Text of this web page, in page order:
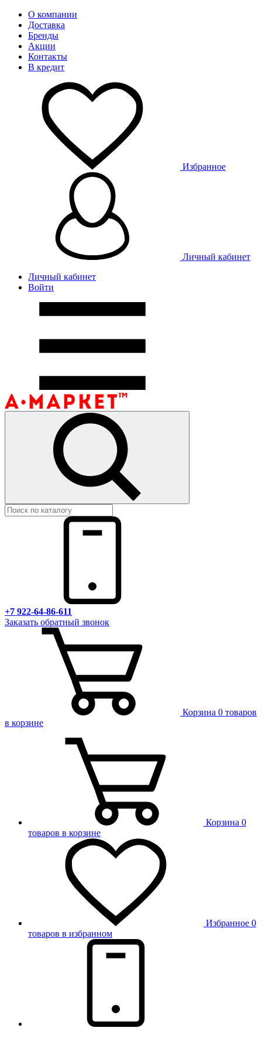
О компании
Доставка
Бренды
Акции
Контакты
В кредит
Избранное
Личный кабинет
Личный кабинет
Войти
+7 922-64-86-611
Заказать обратный звонок
Корзина 0 товаров
в корзине
Корзина 0
товаров в корзине
Избранное 0
товаров в избранном